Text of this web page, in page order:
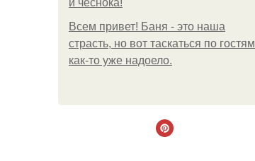
и чеснока!
Всем привет! Баня - это наша
страсть, но вот таскаться по гостям
как-то уже надоело.